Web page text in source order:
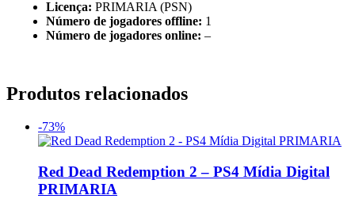
Licença: PRIMARIA (PSN)
Número de jogadores offline: 1
Número de jogadores online: –
Produtos relacionados
-73%
Red Dead Redemption 2 – PS4 Mídia Digital
PRIMARIA